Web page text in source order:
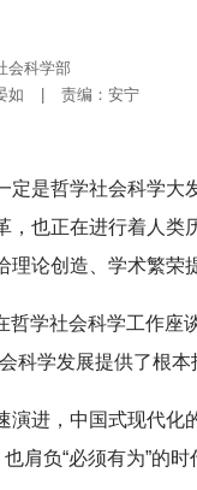
会科学部
如 责编：安宁
定是哲学社会科学大
也正在进行着人类
论创造、学术繁荣
学社会科学工作座
科学发展提供了根本
演进，中国式现代化
肩负“必须有为”的时